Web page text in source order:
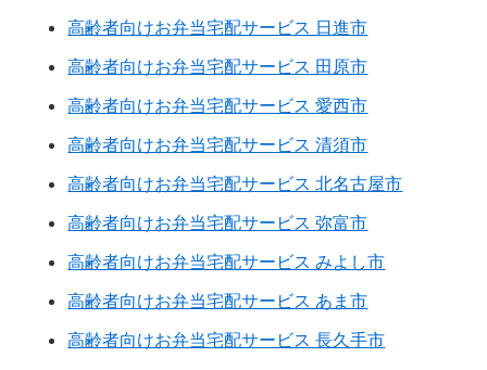
高齢者向けお弁当宅配サービス 日進市
高齢者向けお弁当宅配サービス 田原市
高齢者向けお弁当宅配サービス 愛西市
高齢者向けお弁当宅配サービス 清須市
高齢者向けお弁当宅配サービス 北名古屋市
高齢者向けお弁当宅配サービス 弥富市
高齢者向けお弁当宅配サービス みよし市
高齢者向けお弁当宅配サービス あま市
高齢者向けお弁当宅配サービス 長久手市